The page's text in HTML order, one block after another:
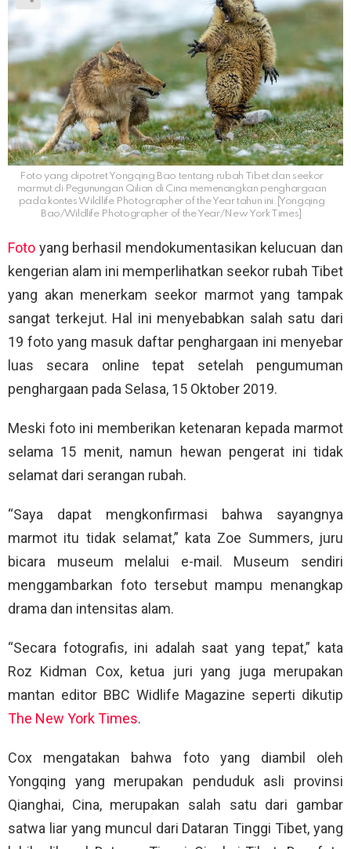
Foto yang dipotret Yongqing Bao tentang rubah Tibet dan seekor
marmut di Pegunungan Qilian di Cina memenangkan penghargaan
pada kontes Wildlife Photographer of the Year tahun ini.[Yongqing
Bao/Wildlife Photographer of the Year/New York Times]
Foto yang berhasil mendokumentasikan kelucuan dan
kengerian alam ini memperlihatkan seekor rubah Tibet
yang akan menerkam seekor marmot yang tampak
sangat terkejut. Hal ini menyebabkan salah satu dari
19 foto yang masuk daftar penghargaan ini menyebar
luas secara online tepat setelah pengumuman
penghargaan pada Selasa, 15 Oktober 2019.
Meski foto ini memberikan ketenaran kepada marmot
selama 15 menit, namun hewan pengerat ini tidak
selamat dari serangan rubah.
“Saya dapat mengkonfirmasi bahwa sayangnya
marmot itu tidak selamat,” kata Zoe Summers, juru
bicara museum melalui e-mail. Museum sendiri
menggambarkan foto tersebut mampu menangkap
drama dan intensitas alam.
“Secara fotografis, ini adalah saat yang tepat,” kata
Roz Kidman Cox, ketua juri yang juga merupakan
mantan editor BBC Widlife Magazine seperti dikutip
The New York Times.
Cox mengatakan bahwa foto yang diambil oleh
Yongqing yang merupakan penduduk asli provinsi
Qianghai, Cina, merupakan salah satu dari gambar
satwa liar yang muncul dari Dataran Tinggi Tibet, yang